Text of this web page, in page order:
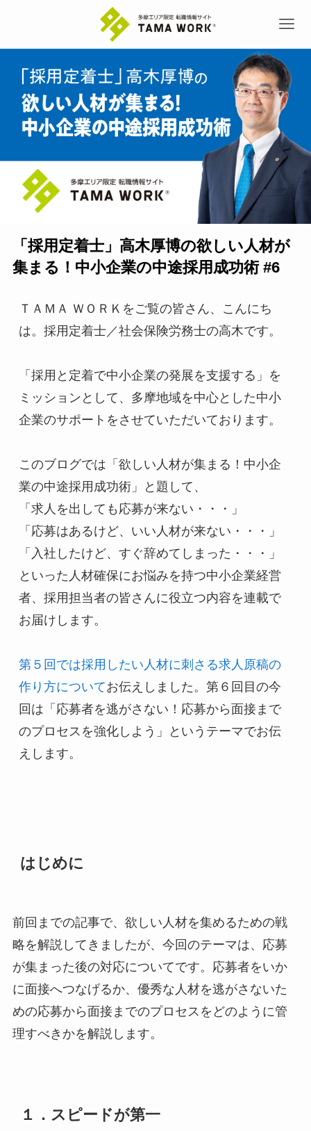
「採用定着士」高木厚博の欲しい人材が
集まる！中小企業の中途採用成功術 #6
ＴＡＭＡ ＷＯＲＫをご覧の皆さん、こんにち
は。採用定着士／社会保険労務士の高木です。
「採用と定着で中小企業の発展を支援する」を
ミッションとして、多摩地域を中心とした中小
企業のサポートをさせていただいております。
このブログでは「欲しい人材が集まる！中小企
業の中途採用成功術」と題して、
「求人を出しても応募が来ない・・・」
「応募はあるけど、いい人材が来ない・・・」
「入社したけど、すぐ辞めてしまった・・・」
といった人材確保にお悩みを持つ中小企業経営
者、採用担当者の皆さんに役立つ内容を連載で
お届けします。
第５回では採用したい人材に刺さる求人原稿の
作り方についてお伝えしました。第６回目の今
回は「応募者を逃がさない！応募から面接まで
のプロセスを強化しよう」というテーマでお伝
えします。
はじめに
前回までの記事で、欲しい人材を集めるための戦
略を解説してきましたが、今回のテーマは、応募
が集まった後の対応についてです。応募者をいか
に面接へつなげるか、優秀な人材を逃がさないた
めの応募から面接までのプロセスをどのように管
理すべきかを解説します。
１．スピードが第一